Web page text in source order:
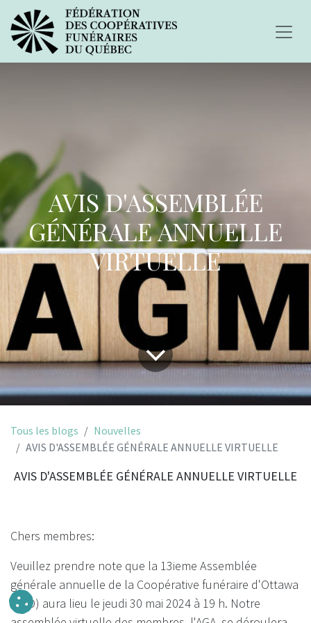
AVIS D'ASSEMBLÉE
GÉNÉRALE ANNUELLE
VIRTUELLE
Tous les blogs
Nouvelles
AVIS D'ASSEMBLÉE GÉNÉRALE ANNUELLE VIRTUELLE
AVIS D'ASSEMBLÉE GÉNÉRALE ANNUELLE VIRTUELLE
Chers membres:
Veuillez prendre note que la 13ieme Assemblée
générale annuelle de la Coopérative funéraire d'Ottawa
(CFO) aura lieu le jeudi 30 mai 2024 à 19 h. Notre